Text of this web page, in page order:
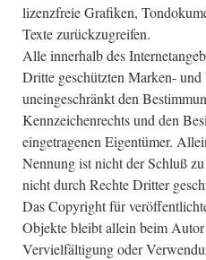
lizenzfreie Grafiken,
Texte zurückzugreifen.
Alle innerhalb des
Dritte geschützten Marken- und
uneingeschränkt den
Kennzeichenrechts und den
eingetragenen Eigentümer.
Nennung ist nicht der Schluß
nicht durch Rechte Dritter
Das Copyright für
Objekte bleibt allein beim
Vervielfältigung oder